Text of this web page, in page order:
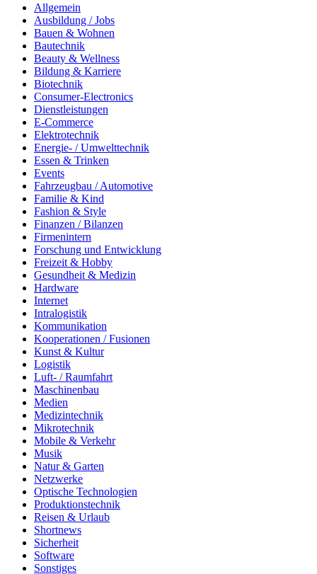
Allgemein
Ausbildung / Jobs
Bauen & Wohnen
Bautechnik
Beauty & Wellness
Bildung & Karriere
Biotechnik
Consumer-Electronics
Dienstleistungen
E-Commerce
Elektrotechnik
Energie- / Umwelttechnik
Essen & Trinken
Events
Fahrzeugbau / Automotive
Familie & Kind
Fashion & Style
Finanzen / Bilanzen
Firmenintern
Forschung und Entwicklung
Freizeit & Hobby
Gesundheit & Medizin
Hardware
Internet
Intralogistik
Kommunikation
Kooperationen / Fusionen
Kunst & Kultur
Logistik
Luft- / Raumfahrt
Maschinenbau
Medien
Medizintechnik
Mikrotechnik
Mobile & Verkehr
Musik
Natur & Garten
Netzwerke
Optische Technologien
Produktionstechnik
Reisen & Urlaub
Shortnews
Sicherheit
Software
Sonstiges